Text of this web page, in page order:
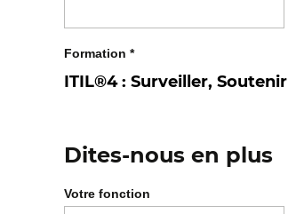
Formation *
Dites-nous en plus
Votre fonction